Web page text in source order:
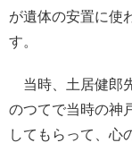
が遺体の安置に使
す。
当時、土居健郎
のつてで当時の神
してもらって、心